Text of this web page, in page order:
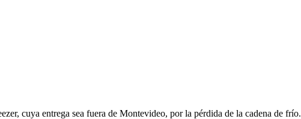
cuya entrega sea fuera de Montevideo, por la pérdida de la cadena de frío.